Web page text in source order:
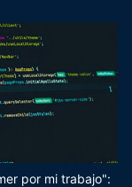
por mi trabajo":